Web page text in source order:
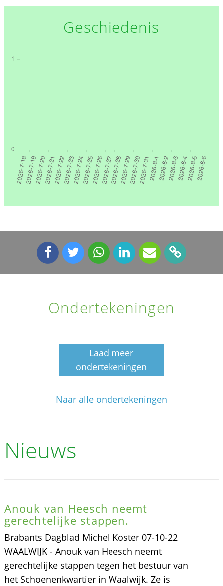
Geschiedenis
Ondertekeningen
Laad meer
ondertekeningen
Naar alle ondertekeningen
Nieuws
Anouk van Heesch neemt
gerechtelijke stappen.
Brabants Dagblad Michel Koster 07-10-22
WAALWIJK - Anouk van Heesch neemt
gerechtelijke stappen tegen het bestuur van
het Schoenenkwartier in Waalwijk. Ze is